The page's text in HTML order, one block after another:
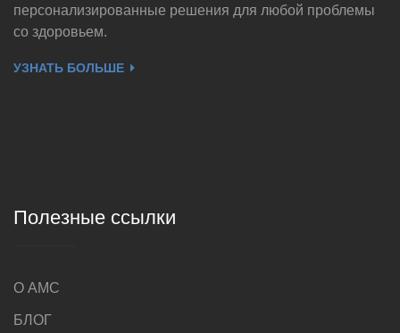
персонализированные решения для любой проблемы
со здоровьем.
УЗНАТЬ БОЛЬШЕ
Полезные ссылки
О AMC
БЛОГ